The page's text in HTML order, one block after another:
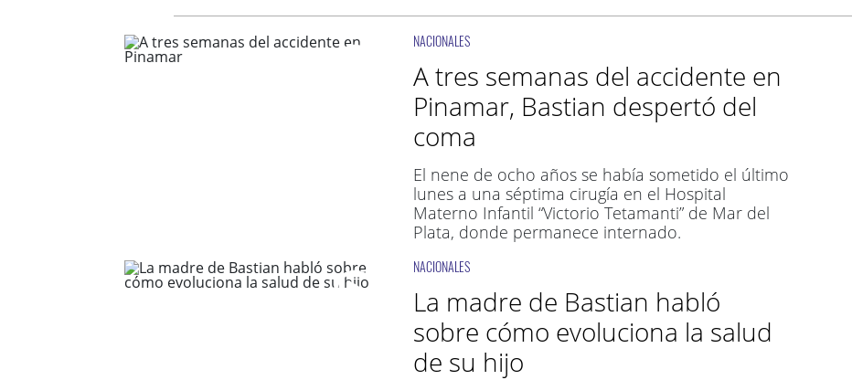
NACIONALES
A tres semanas del accidente en
Pinamar, Bastian despertó del
coma
El nene de ocho años se había sometido el último
lunes a una séptima cirugía en el Hospital
Materno Infantil “Victorio Tetamanti” de Mar del
Plata, donde permanece internado.
NACIONALES
La madre de Bastian habló
sobre cómo evoluciona la salud
de su hijo